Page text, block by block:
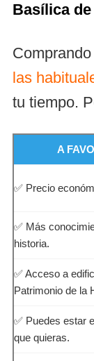
Basílica
las
tu tiempo.
A
✅ Precio
✅ Más
historia.
✅ Acceso a
Patrimonio de la
✅ Puedes estar
que quieras.